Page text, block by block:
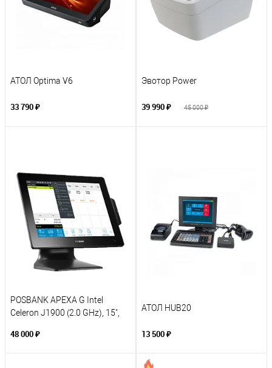
АТОЛ Optima V6
33 790 ₽
Эвотор Power
39 990 ₽ 45 000 ₽
POSBANK APEXA G Intel
Celeron J1900 (2.0 GHz), 15",
48 000 ₽
АТОЛ HUB20
13 500 ₽